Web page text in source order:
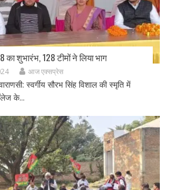
का शुभारंभ, 128 टीमों ने लिया भाग
आज एक्सप्रेस
स्वर्गीय सौरभ सिंह विशाल की स्मृति में
के...